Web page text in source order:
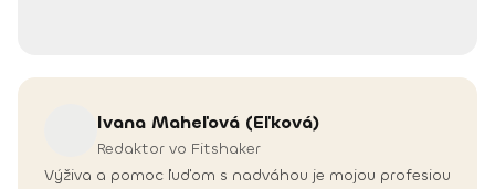
Ivana Maheľová (Eľková)
Redaktor vo Fitshaker
Výživa a pomoc ľuďom s nadváhou je mojou profesiou